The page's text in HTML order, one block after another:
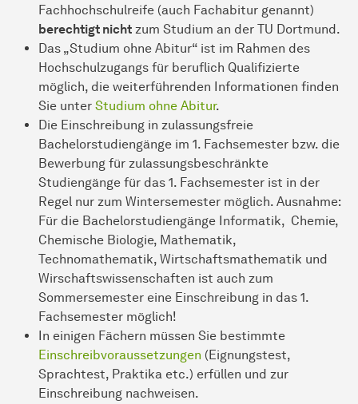
Fachhochschulreife (auch Fachabitur genannt)
berechtigt nicht zum Studium an der TU Dortmund.
Das „Studium ohne Abitur“ ist im Rahmen des
Hochschulzugangs für beruflich Qualifizierte
möglich, die weiterführenden Informationen finden
Sie unter Studium ohne Abitur.
Die Einschreibung in zulassungsfreie
Bachelorstudiengänge im 1. Fachsemester bzw. die
Bewerbung für zulassungsbeschränkte
Studiengänge für das 1. Fachsemester ist in der
Regel nur zum Wintersemester möglich. Ausnahme:
Für die Bachelorstudiengänge Informatik, Chemie,
Chemische Biologie, Mathematik,
Technomathematik, Wirtschaftsmathematik und
Wirschaftswissenschaften ist auch zum
Sommersemester eine Einschreibung in das 1.
Fachsemester möglich!
In einigen Fächern müssen Sie bestimmte
Einschreibvoraussetzungen (Eignungstest,
Sprachtest, Praktika etc.) erfüllen und zur
Einschreibung nachweisen.